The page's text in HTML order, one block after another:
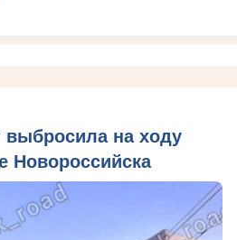
выбросила на ходу
Новороссийска